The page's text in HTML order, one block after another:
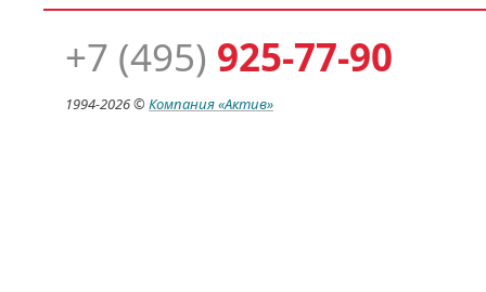
+7 (495) 925-77-90
1994-2026 ©Компания«Актив»